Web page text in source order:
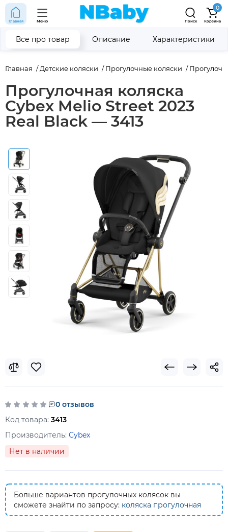
Главная Меню Поиск
0
Корзина
Главная Детские коляски Прогулочные коляски
Прогулочная коляска
Cybex Melio Street 2023
Real Black — 3413
Все про товар Описание Характеристики
0 отзывов
Код товара: 3413
Производитель: Cybex
Нет в наличии
Больше вариантов прогулочных колясок вы
сможете знайти по запросу: коляска прогулочная